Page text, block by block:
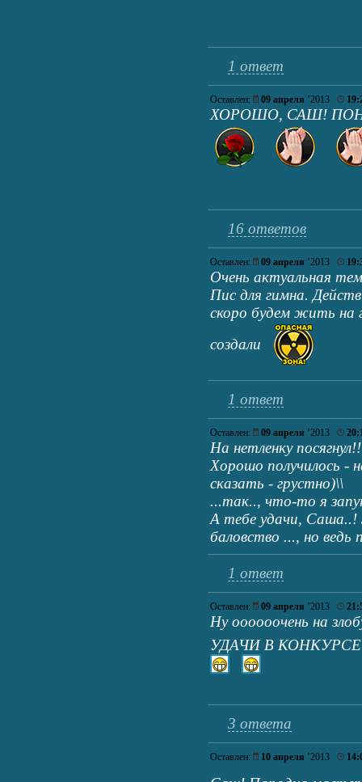
1 ответ
Оставлен: 09 апреля ’2013
ХОРОШО, САШ!
16 ответов
Оставлен: 09 апреля ’2013
Очень актуальная
Пис для гимна.
скоро будем жить на
создали
1 ответ
Оставлен: 09 апреля ’2013
На нетленку
Хорошо получилось -
сказать - грустно)\\
...так.., что-то я
А тебе удачи,
баловство ..., но ведь
1 ответ
Оставлен: 09 апреля ’2013
Ну оооооочень на
УДАЧИ В
3 ответа
Оставлен: 10 апреля ’2013